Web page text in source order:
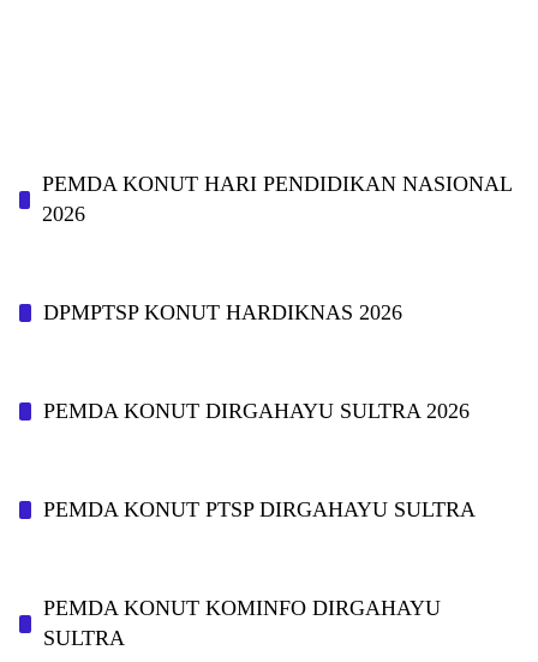
PEMDA KONUT HARI PENDIDIKAN NASIONAL
2026
DPMPTSP KONUT HARDIKNAS 2026
PEMDA KONUT DIRGAHAYU SULTRA 2026
PEMDA KONUT PTSP DIRGAHAYU SULTRA
PEMDA KONUT KOMINFO DIRGAHAYU
SULTRA